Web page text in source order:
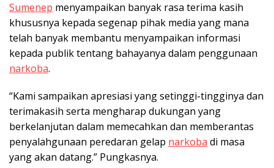
Sumenep menyampaikan banyak rasa terima kasih
khususnya kepada segenap pihak media yang mana
telah banyak membantu menyampaikan informasi
kepada publik tentang bahayanya dalam penggunaan
narkoba.
“Kami sampaikan apresiasi yang setinggi-tingginya dan
terimakasih serta mengharap dukungan yang
berkelanjutan dalam memecahkan dan memberantas
penyalahgunaan peredaran gelap narkoba di masa
yang akan datang.” Pungkasnya.